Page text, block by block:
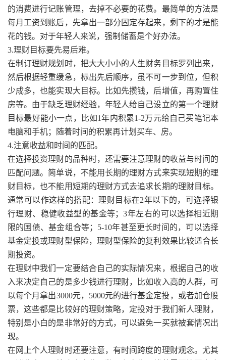
的消费进行记账管理，去掉不必要的花费。最简单的方法是
每月工资到账后，先拿出一部分固定存起来，剩下的才是能
花的钱。对于年轻人来说，强制储蓄是个好办法。
3.理财目标要先易后难。
在制订理财规划时，把大大小小的人生财务目标罗列出来，
然后根据轻重缓急，标出先后顺序，虽不可一步到位，但积
少成多，也能实现大目标。比如先攒钱，后增值，再购置住
房等。由于缺乏理财经验，年轻人给自己设立的第一个理财
目标最好能小一点，比如1年内积累1-2万元给自己买笔记本
电脑和手机；随着时间的积累再计划买车、房。
4.注意收益和时间的匹配。
在选择投资理财的品种时，还需要注意理财的收益与时间的
匹配问题。简单说，不能用长期的理财方式来实现短期的理
财目标，也不能用短期的理财方式去追求长期的理财目标。
通常可以作这样的搭配：理财目标在2年以下的，可选择银
行理财、稳健收益型的基金等；3年左右的可以选择相近期
限的国债、基金组合等；5-10年甚至更长时间的，可以选择
基金定投或理财型保险，理财型保险的复利效果比较适合长
期投资。
在理财中我们一定要结合自己的实际情况来，根据自己的收
入来决定自己的是多少钱进行理财，比如收入高的人群，可
以每个月拿出3000元，5000元的进行基金定投，或者加仓股
票，这些都是比较好的理财策略，定投对于我们新人理财，
特别是小白的是非常好的方式，可以避免一买就被套情况出
现。
在网上个人理财时还要注意，有时间跨度的理财观念。尤其